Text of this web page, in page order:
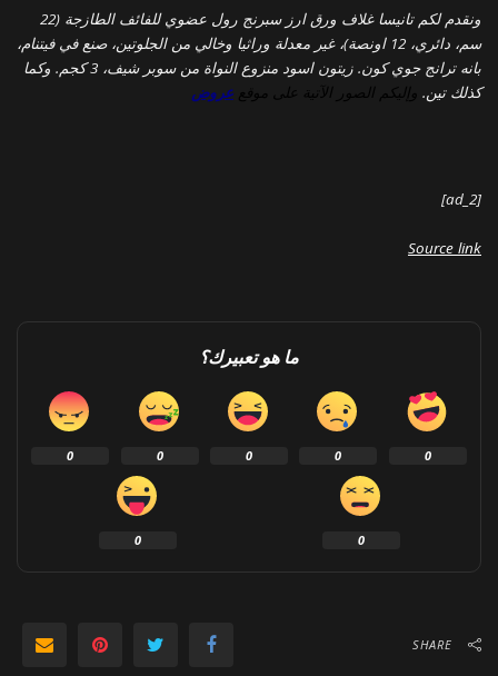
ونقدم لكم تانيسا غلاف ورق ارز سبرنج رول عضوي للفائف الطازجة (22
سم، دائري، 12 اونصة)، غير معدلة وراثيا وخالي من الجلوتين، صنع في فيتنام،
بانه ترانج جوي كون. زيتون اسود منزوع النواة من سوبر شيف، 3 كجم. وكما
كذلك تين. وإليكم الصور الآتية على موقع عروض
[ad_2]
Source link
ما هو تعبيرك؟
0
0
0
0
0
0
0
SHARE